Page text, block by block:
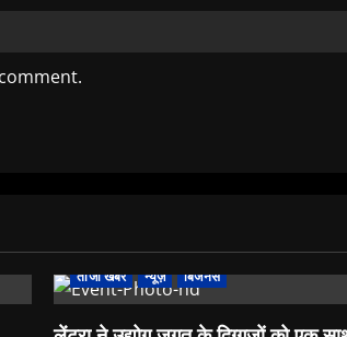
Information Technology
Tech
ताजा खबर
न्यूज़ बिजनेस